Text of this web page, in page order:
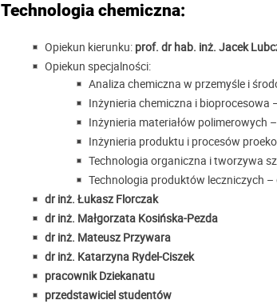
Technologia chemiczna:
Opiekun kierunku: prof. dr hab. inż. Jacek
Opiekun specjalności:
Analiza chemiczna w przemyśle i
Inżynieria chemiczna i bioprocesowa
Inżynieria materiałów polimerowych –
Inżynieria produktu i procesów
Technologia organiczna i tworzywa
Technologia produktów leczniczych –
dr inż. Łukasz Florczak
dr inż. Małgorzata Kosińska-Pezda
dr inż. Mateusz Przywara
dr inż. Katarzyna Rydel-Ciszek
pracownik Dziekanatu
przedstawiciel studentów